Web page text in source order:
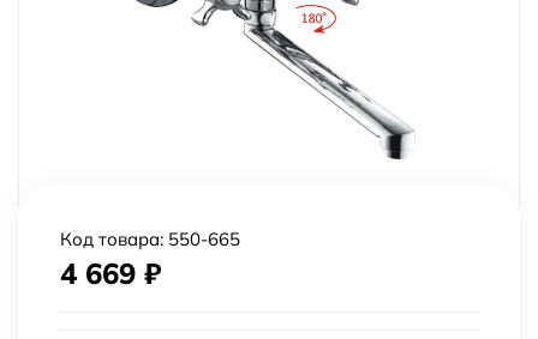
Код товара: 550-665
4 669 ₽